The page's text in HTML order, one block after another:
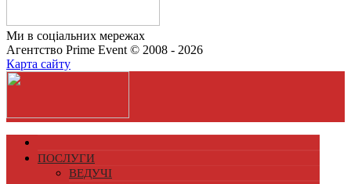
Ми в соціальних мережах
Агентство Prime Event © 2008 - 2026
Карта сайту
ПОСЛУГИ
ВЕДУЧІ